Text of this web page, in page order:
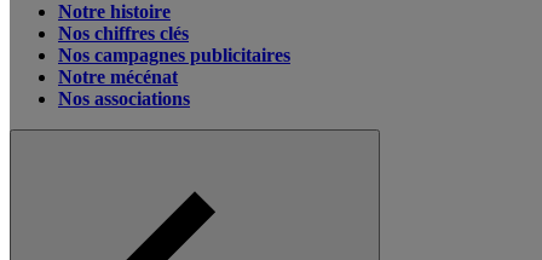
Notre histoire
Nos chiffres clés
Nos campagnes publicitaires
Notre mécénat
Nos associations